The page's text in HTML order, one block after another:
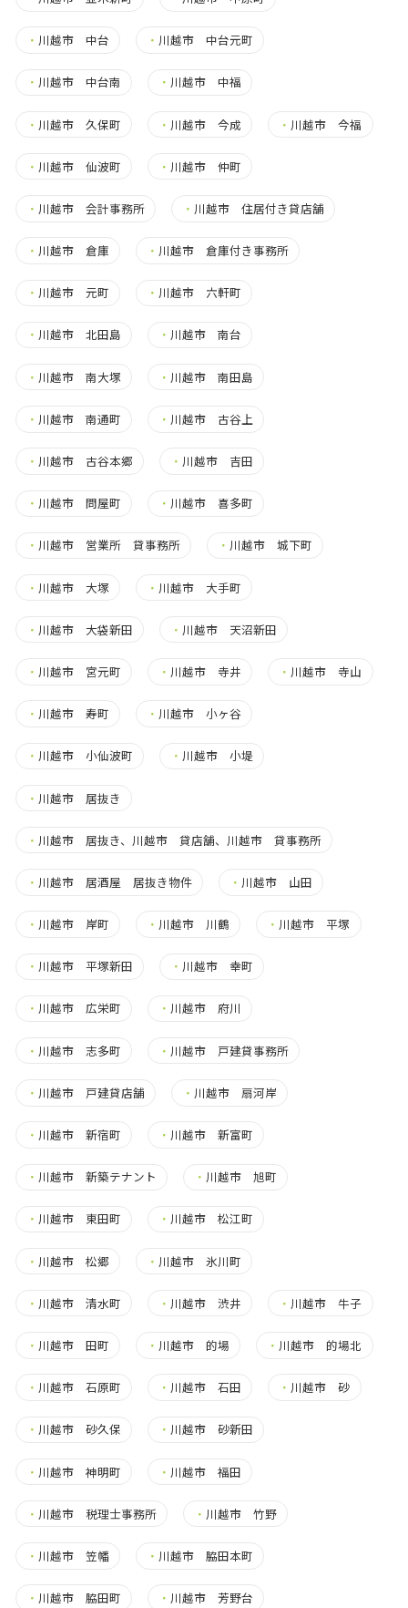
・ 川越市 中台 ・ 川越市 中台元町
・ 川越市 中台南 ・ 川越市 中福
・ 川越市 久保町 ・ 川越市 今成 ・ 川越市 今福
・ 川越市 仙波町 ・ 川越市 仲町
・ 川越市 会計事務所 ・ 川越市 住居付き貸店舗
・ 川越市 倉庫 ・ 川越市 倉庫付き事務所
・ 川越市 元町 ・ 川越市 六軒町
・ 川越市 北田島 ・ 川越市 南台
・ 川越市 南大塚 ・ 川越市 南田島
・ 川越市 南通町 ・ 川越市 古谷上
・ 川越市 古谷本郷 ・ 川越市 吉田
・ 川越市 問屋町 ・ 川越市 喜多町
・ 川越市 営業所 貸事務所 ・ 川越市 城下町
・ 川越市 大塚 ・ 川越市 大手町
・ 川越市 大袋新田 ・ 川越市 天沼新田
・ 川越市 宮元町 ・ 川越市 寺井 ・ 川越市 寺山
・ 川越市 寿町 ・ 川越市 小ヶ谷
・ 川越市 小仙波町 ・ 川越市 小堤
・ 川越市 居抜き
・ 川越市 居抜き、川越市 貸店舗、川越市 貸事務所
・ 川越市 居酒屋 居抜き物件 ・ 川越市 山田
・ 川越市 岸町 ・ 川越市 川鶴 ・ 川越市 平塚
・ 川越市 平塚新田 ・ 川越市 幸町
・ 川越市 広栄町 ・ 川越市 府川
・ 川越市 志多町 ・ 川越市 戸建貸事務所
・ 川越市 戸建貸店舗 ・ 川越市 扇河岸
・ 川越市 新宿町 ・ 川越市 新富町
・ 川越市 新築テナント ・ 川越市 旭町
・ 川越市 東田町 ・ 川越市 松江町
・ 川越市 松郷 ・ 川越市 氷川町
・ 川越市 清水町 ・ 川越市 渋井 ・ 川越市 牛子
・ 川越市 田町 ・ 川越市 的場 ・ 川越市 的場北
・ 川越市 石原町 ・ 川越市 石田 ・ 川越市 砂
・ 川越市 砂久保 ・ 川越市 砂新田
・ 川越市 神明町 ・ 川越市 福田
・ 川越市 税理士事務所 ・ 川越市 竹野
・ 川越市 笠幡 ・ 川越市 脇田本町
・ 川越市 脇田町 ・ 川越市 芳野台